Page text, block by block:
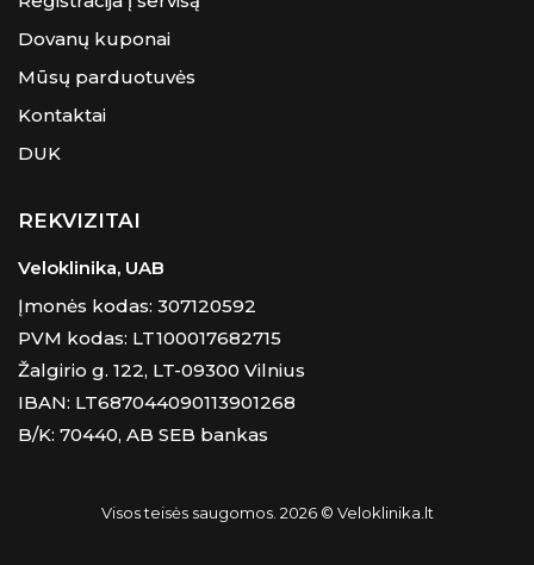
Dovanų kuponai
Mūsų parduotuvės
Kontaktai
DUK
REKVIZITAI
Veloklinika, UAB
Įmonės kodas: 307120592
PVM kodas: LT100017682715
Žalgirio g. 122, LT-09300 Vilnius
IBAN: LT687044090113901268
B/K: 70440, AB SEB bankas
Visos teisės saugomos. 2026 © Veloklinika.lt